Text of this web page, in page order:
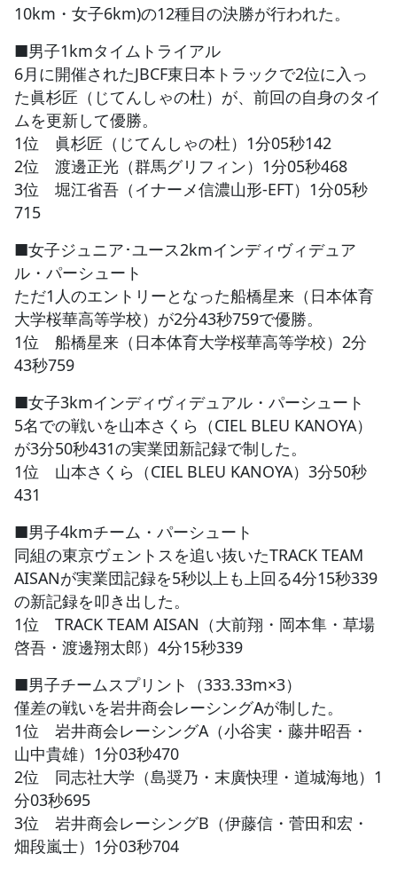
10km・女子6km)の12種目の決勝が行われた。
■男子1kmタイムトライアル
6月に開催されたJBCF東日本トラックで2位に入っ
た眞杉匠（じてんしゃの杜）が、前回の自身のタイ
ムを更新して優勝。
1位 眞杉匠（じてんしゃの杜）1分05秒142
2位 渡邊正光（群馬グリフィン）1分05秒468
3位 堀江省吾（イナーメ信濃山形-EFT）1分05秒
715
■女子ジュニア･ユース2kmインディヴィデュア
ル・パーシュート
ただ1人のエントリーとなった船橋星来（日本体育
大学桜華高等学校）が2分43秒759で優勝。
1位 船橋星来（日本体育大学桜華高等学校）2分
43秒759
■女子3kmインディヴィデュアル・パーシュート
5名での戦いを山本さくら（CIEL BLEU KANOYA）
が3分50秒431の実業団新記録で制した。
1位 山本さくら（CIEL BLEU KANOYA）3分50秒
431
■男子4kmチーム・パーシュート
同組の東京ヴェントスを追い抜いたTRACK TEAM
AISANが実業団記録を5秒以上も上回る4分15秒339
の新記録を叩き出した。
1位 TRACK TEAM AISAN（大前翔・岡本隼・草場
啓吾・渡邊翔太郎）4分15秒339
■男子チームスプリント（333.33m×3）
僅差の戦いを岩井商会レーシングAが制した。
1位 岩井商会レーシングA（小谷実・藤井昭吾・
山中貴雄）1分03秒470
2位 同志社大学（島奨乃・末廣快理・道城海地）1
分03秒695
3位 岩井商会レーシングB（伊藤信・菅田和宏・
畑段嵐士）1分03秒704